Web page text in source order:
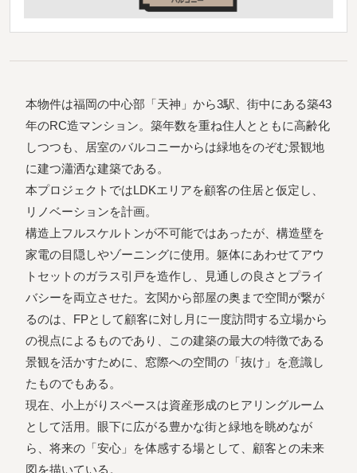
本物件は福岡の中心部「天神」から3駅、街中にある築43
年のRC造マンション。築年数を重ね住人とともに高齢化
しつつも、居室のバルコニーからは緑地をのぞむ景観地
に建つ瀟洒な建築である。
本プロジェクトではLDKエリアを顧客の住居と仮定し、
リノベーションを計画。
構造上フルスケルトンが不可能ではあったが、構造壁を
家電の目隠しやゾーニングに使用。躯体にあわせてアウ
トセットのガラス引戸を造作し、見通しの良さとプライ
バシーを両立させた。玄関から部屋の奥まで空間が繋が
るのは、FPとして顧客に対し月に一度訪問する立場から
の視点によるものであり、この建築の最大の特徴である
景観を活かすために、窓際への空間の「抜け」を意識し
たものでもある。
現在、小上がりスペースは資産形成のヒアリングルーム
として活用。眼下に広がる豊かな街と緑地を眺めなが
ら、将来の「安心」を体感する場として、顧客との未来
図を描いている。